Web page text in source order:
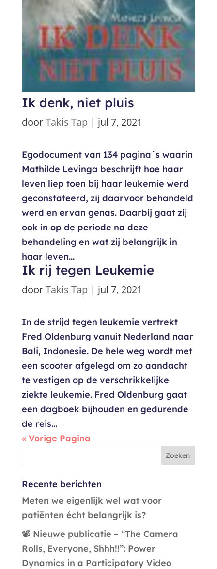
Ik denk, niet pluis
doorTakis Tap | jul 7, 2021
Egodocument van 134 pagina´s waarin
Mathilde Levinga beschrijft hoe haar
leven liep toen bij haar leukemie werd
geconstateerd, zij daarvoor behandeld
werd en ervan genas. Daarbij gaat zij
ook in op de periode na deze
behandeling en wat zij belangrijk in
haar leven...
Ik rij tegen Leukemie
doorTakis Tap | jul 7, 2021
In de strijd tegen leukemie vertrekt
Fred Oldenburg vanuit Nederland naar
Bali, Indonesie. De hele weg wordt met
een scooter afgelegd om zo aandacht
te vestigen op de verschrikkelijke
ziekte leukemie. Fred Oldenburg gaat
een dagboek bijhouden en gedurende
de reis...
« Vorige Pagina
Recente berichten
Meten we eigenlijk wel wat voor
patiënten écht belangrijk is?
📽️ Nieuwe publicatie – “The Camera
Rolls, Everyone, Shhh!!”: Power
Dynamics in a Participatory Video